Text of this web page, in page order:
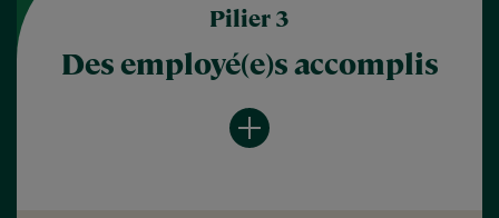
Pilier 3
Des employé(e)s accomplis